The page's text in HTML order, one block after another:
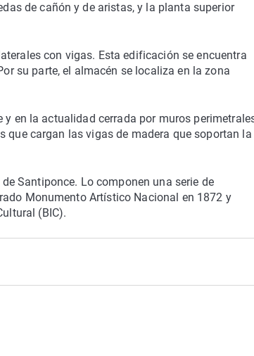
de cañón y de aristas, y la planta superior
con vigas. Esta edificación se encuentra
su parte, el almacén se localiza en la zona
en la actualidad cerrada por muros
cargan las vigas de madera que soportan la
Santiponce. Lo componen una serie de
Monumento Artístico Nacional en 1872 y
(BIC).